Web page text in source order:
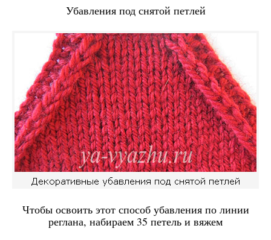
Убавления под снятой петлей
Чтобы освоить этот способ убавления по линии
реглана, набираем 35 петель и вяжем